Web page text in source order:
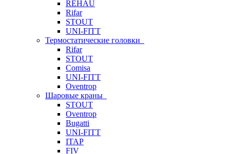
REHAU
Rifar
STOUT
UNI-FITT
Термостатические головки
Rifar
STOUT
Comisa
UNI-FITT
Oventrop
Шаровые краны
STOUT
Oventrop
Bugatti
UNI-FITT
ITAP
FIV